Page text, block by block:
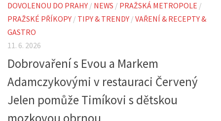
DOVOLENOU DO PRAHY / NEWS / PRAŽSKÁ METROPOLE /
PRAŽSKÉ PŘÍKOPY / TIPY & TRENDY / VAŘENÍ & RECEPTY &
GASTRO
11. 6. 2026
Dobrovaření s Evou a Markem
Adamczykovými v restauraci Červený
Jelen pomůže Timíkovi s dětskou